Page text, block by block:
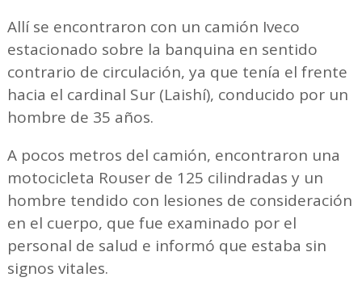
Allí se encontraron con un camión Iveco
estacionado sobre la banquina en sentido
contrario de circulación, ya que tenía el frente
hacia el cardinal Sur (Laishí), conducido por un
hombre de 35 años.
A pocos metros del camión, encontraron una
motocicleta Rouser de 125 cilindradas y un
hombre tendido con lesiones de consideración
en el cuerpo, que fue examinado por el
personal de salud e informó que estaba sin
signos vitales.